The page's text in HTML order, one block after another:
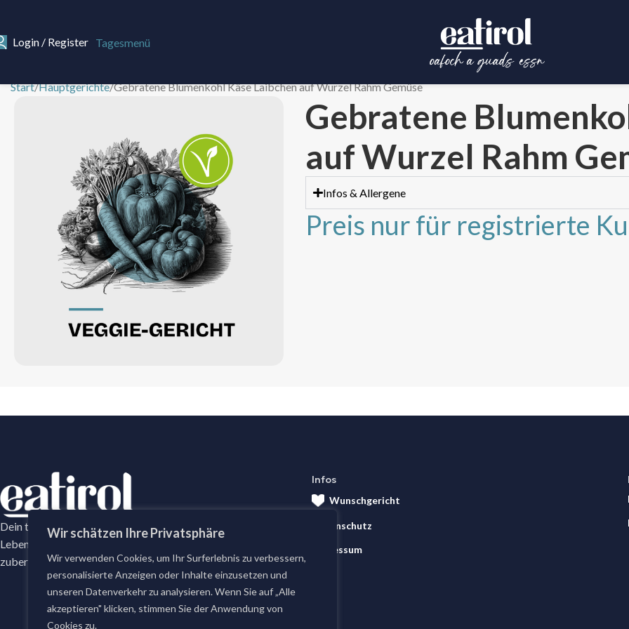
Wir schätzen Ihre Privatsphäre
Wir verwenden Cookies, um Ihr Surferlebnis zu verbessern,
personalisierte Anzeigen oder Inhalte einzusetzen und
unseren Datenverkehr zu analysieren. Wenn Sie auf „Alle
akzeptieren" klicken, stimmen Sie der Anwendung von
Cookies zu.
Login / Register Tagesmenü
Start Hauptgerichte Gebratene Blumenkohl Käse Laibchen auf Wurzel Rahm Gemüse
Gebratene
auf Wurzel Rahm
Infos & Allergene
Preis nur für registrierte
Dein tägliches Frische-Versprechen mit erstklassige
Lebensmittel. Bei eatirol bestellst du täglich frisch
zubereitete Gerichte und erstklassige Lebensmittel.
Infos
Wunschgericht
Datenschutz
Impressum